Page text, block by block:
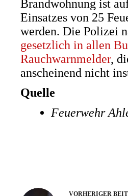
Brandwohnung ist
Einsatzes von 25
werden. Die Polizei
gesetzlich in allen
Rauchwarnmelder,
anscheinend nicht
Quelle
Feuerwehr
VORHERIGER